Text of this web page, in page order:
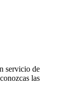
servicio de
las